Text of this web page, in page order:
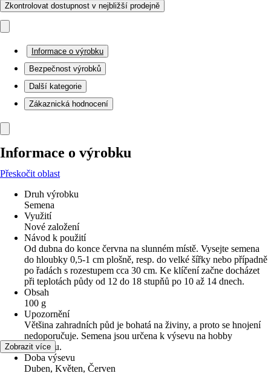
Zkontrolovat dostupnost v nejbližší prodejně
Informace o výrobku
Bezpečnost výrobků
Další kategorie
Zákaznická hodnocení
Informace o výrobku
Přeskočit oblast
Druh výrobku
Semena
Využití
Nové založení
Návod k použití
Od dubna do konce června na slunném místě. Vysejte semena
do hloubky 0,5-1 cm plošně, resp. do velké šířky nebo případně
po řadách s rozestupem cca 30 cm. Ke klíčení začne docházet
při teplotách půdy od 12 do 18 stupňů po 10 až 14 dnech.
Obsah
100 g
Upozornění
Většina zahradních půd je bohatá na živiny, a proto se hnojení
nedoporučuje. Semena jsou určena k výsevu na hobby
zahrádku.
Doba výsevu
Duben, Květen, Červen
Zobrazit více